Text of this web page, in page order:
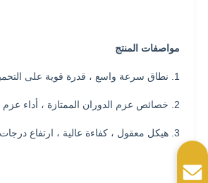
مواصفات المنتج
1. نطاق سرعة واسع ، قدرة قوية على التحميل الزائد ، موثوقية عالية ، استقرار جيد.
2. خصائص عزم الدوران الممتازة ، أداء عزم الدوران الجيد في السرعة المتوسطة والمنخفضة ، عزم دوران كبير ، تيار بدء صغير.
3. هيكل معقول ، كفاءة عالية ، ارتفاع درجات الحرارة المنخفضة ، ضوضاء منخفضة ، اهتزاز صغير.